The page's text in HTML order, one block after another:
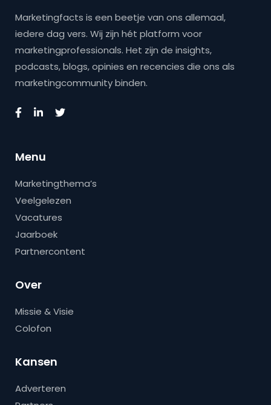
Marketingfacts is een beetje van ons allemaal,
iedere dag vers. Wij zijn hét platform voor
marketingprofessionals. Het zijn de insights,
podcasts, blogs, opinies en recencies die ons als
marketingcommunity binden.
Menu
Marketingthema’s
Veelgelezen
Vacatures
Jaarboek
Partnercontent
Over
Missie & Visie
Colofon
Kansen
Adverteren